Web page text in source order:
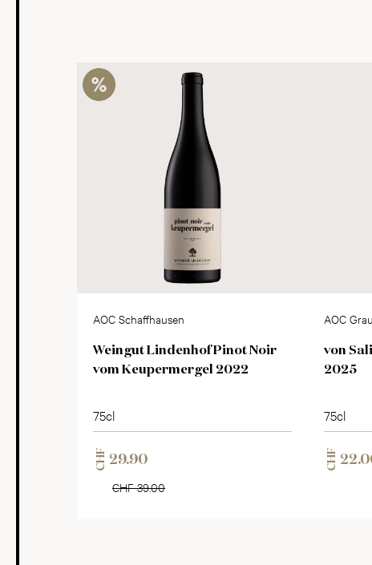
AOC Schaffhausen
Weingut Lindenhof Pinot Noir
vom Keupermergel 2022
75cl
CHF 29.90
CHF 39.00
AOC
von
2025
75cl
CHF